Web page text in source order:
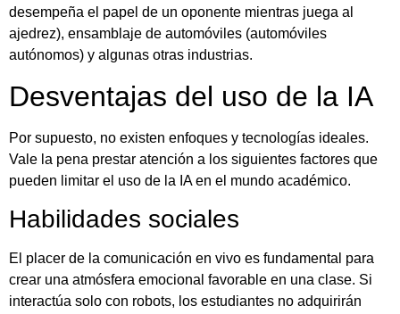
desempeña el papel de un oponente mientras juega al
ajedrez), ensamblaje de automóviles (automóviles
autónomos) y algunas otras industrias.
Desventajas del uso de la IA
Por supuesto, no existen enfoques y tecnologías ideales.
Vale la pena prestar atención a los siguientes factores que
pueden limitar el uso de la IA en el mundo académico.
Habilidades sociales
El placer de la comunicación en vivo es fundamental para
crear una atmósfera emocional favorable en una clase. Si
interactúa solo con robots, los estudiantes no adquirirán